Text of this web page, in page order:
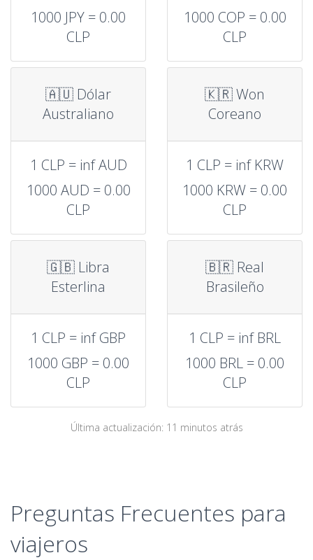
1000 JPY = 0.00
CLP
1000 COP = 0.00
CLP
🇦🇺 Dólar
Australiano
1 CLP = inf AUD
1000 AUD = 0.00
CLP
🇰🇷 Won
Coreano
1 CLP = inf KRW
1000 KRW = 0.00
CLP
🇬🇧 Libra
Esterlina
1 CLP = inf GBP
1000 GBP = 0.00
CLP
🇧🇷 Real
Brasileño
1 CLP = inf BRL
1000 BRL = 0.00
CLP
Última actualización: 11 minutos atrás
Preguntas Frecuentes para
viajeros